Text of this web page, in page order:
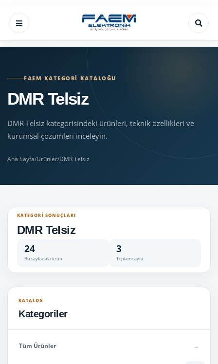
FAEM KATEGORI KATALOĞU
DMR Telsiz
DMR Telsiz kategorisindeki ürünleri, teknik özellikleri ve
kurumsal çözümleri inceleyin.
Ana Sayfa/Ürünler/DMR Telsiz
KATEGORI SONUÇLARI
DMR Telsiz
24
Bu sayfadaki ürün
3
Toplam sayfa
KATALOG
Kategoriler
Tüm Ürünler →